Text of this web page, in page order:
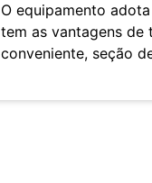
O equipamento
tem as vantagens de
conveniente, seção